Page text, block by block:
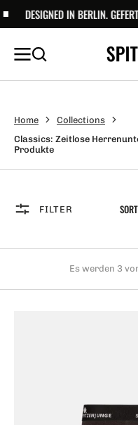
DESIGNED IN BERLIN. GEFERTIGT
Home
Collections
Classics: Zeitlose
Produkte
FILTER
Es werden 3